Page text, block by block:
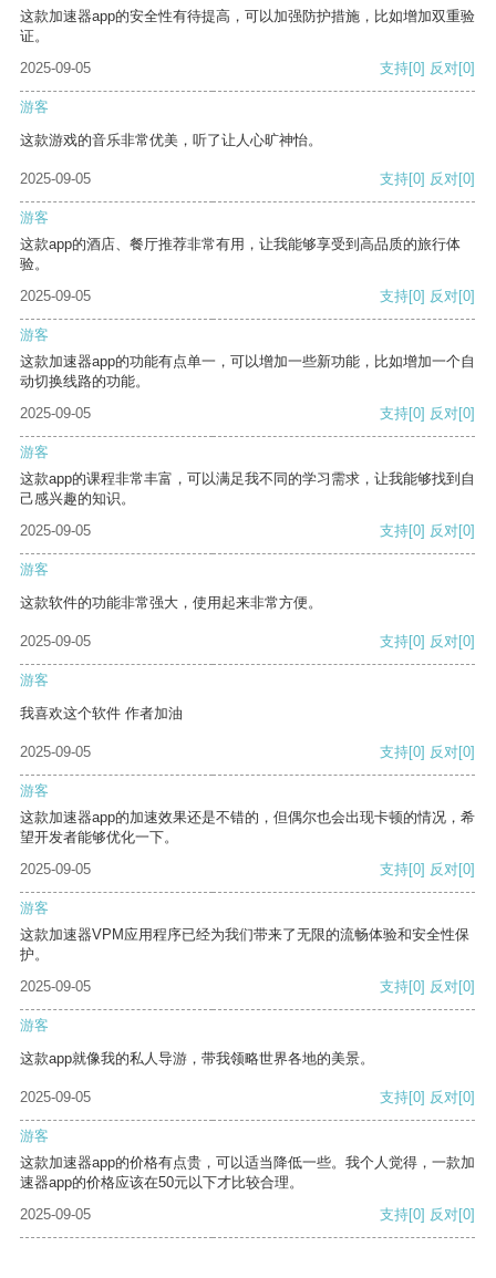
这款加速器app的安全性有待提高，可以加强防护措施，比如增加双重验
证。
2025-09-05
支持[0] 反对[0]
游客
这款游戏的音乐非常优美，听了让人心旷神怡。
2025-09-05 支持[0] 反对[0]
游客
这款app的酒店、餐厅推荐非常有用，让我能够享受到高品质的旅行体
验。
2025-09-05
支持[0] 反对[0]
游客
这款加速器app的功能有点单一，可以增加一些新功能，比如增加一个自
动切换线路的功能。
2025-09-05
支持[0] 反对[0]
游客
这款app的课程非常丰富，可以满足我不同的学习需求，让我能够找到自
己感兴趣的知识。
2025-09-05
支持[0] 反对[0]
游客
这款软件的功能非常强大，使用起来非常方便。
2025-09-05 支持[0] 反对[0]
游客
我喜欢这个软件 作者加油
2025-09-05 支持[0] 反对[0]
游客
这款加速器app的加速效果还是不错的，但偶尔也会出现卡顿的情况，希
望开发者能够优化一下。
2025-09-05
支持[0] 反对[0]
游客
这款加速器VPM应用程序已经为我们带来了无限的流畅体验和安全性保
护。
2025-09-05
支持[0] 反对[0]
游客
这款app就像我的私人导游，带我领略世界各地的美景。
2025-09-05 支持[0] 反对[0]
游客
这款加速器app的价格有点贵，可以适当降低一些。我个人觉得，一款加
速器app的价格应该在50元以下才比较合理。
2025-09-05
支持[0] 反对[0]